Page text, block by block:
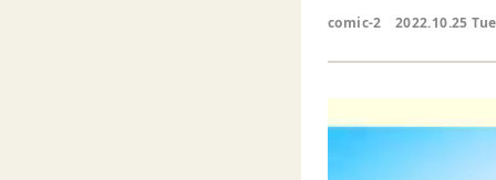
comic-2 2022.10.25 Tue